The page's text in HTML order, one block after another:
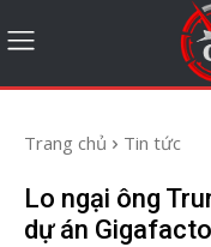
Trang chủ Tin tức
Lo ngại ông
dự án